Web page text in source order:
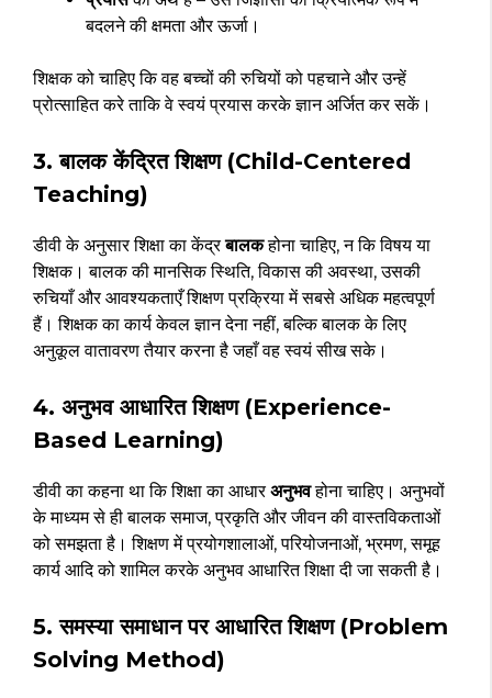
बदलने की क्षमता और ऊर्जा।
शिक्षक को चाहिए कि वह बच्चों की रुचियों को पहचाने और उन्हें
प्रोत्साहित करे ताकि वे स्वयं प्रयास करके ज्ञान अर्जित कर सकें।
3. बालक केंद्रित शिक्षण (Child-Centered
Teaching)
डीवी के अनुसार शिक्षा का केंद्रबालकहोना चाहिए, न कि विषय या
शिक्षक। बालक की मानसिक स्थिति, विकास की अवस्था, उसकी
रुचियाँ और आवश्यकताएँ शिक्षण प्रक्रिया में सबसे अधिक महत्वपूर्ण
हैं। शिक्षक का कार्य केवल ज्ञान देना नहीं, बल्कि बालक के लिए
अनुकूल वातावरण तैयार करना है जहाँ वह स्वयं सीख सके।
4. अनुभव आधारित शिक्षण (Experience-
Based Learning)
डीवी का कहना था कि शिक्षा का आधारअनुभवहोना चाहिए। अनुभवों
के माध्यम से ही बालक समाज, प्रकृति और जीवन की वास्तविकताओं
को समझता है। शिक्षण में प्रयोगशालाओं, परियोजनाओं, भ्रमण, समूह
कार्य आदि को शामिल करके अनुभव आधारित शिक्षा दी जा सकती है।
5. समस्या समाधान पर आधारित शिक्षण (Problem
Solving Method)